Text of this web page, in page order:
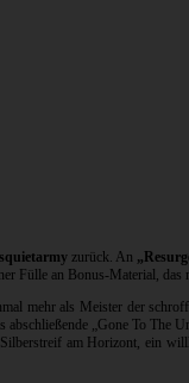
zurück. An
an Bonus-Material, das
mehr als Meister der
„Gone To The
am Horizont, ein